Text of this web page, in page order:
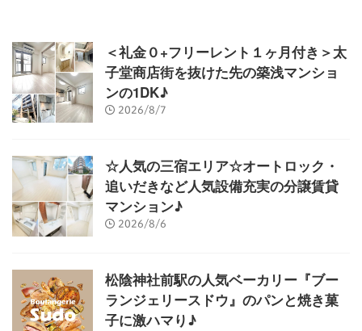
＜礼金０+フリーレント１ヶ月付き＞太
子堂商店街を抜けた先の築浅マンショ
ンの1DK♪
2026/8/7
☆人気の三宿エリア☆オートロック・
追いだきなど人気設備充実の分譲賃貸
マンション♪
2026/8/6
松陰神社前駅の人気ベーカリー『ブー
ランジェリースドウ』のパンと焼き菓
子に激ハマり♪